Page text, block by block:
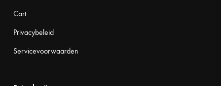
Cart
Privacybeleid
Servicevoorwaarden